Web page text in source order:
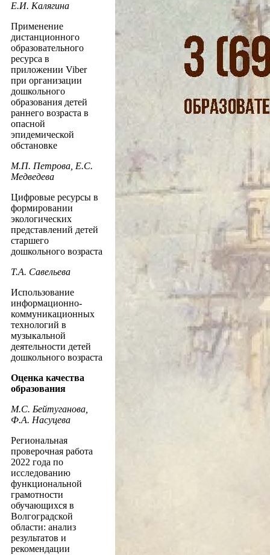
Е.И. Калягина
Применение
дистанционного
образовательного
ресурса в
приложении Viber
при организации
дошкольного
образования детей
раннего возраста в
опасной
эпидемической
обстановке
М.П. Петрова, Е.С.
Медведева
Цифровые ресурсы в
формировании
экологических
представлений детей
старшего
дошкольного возраста
Т.А. Савельева
Использование
информационно-
коммуникационных
технологий в
музыкальной
деятельности детей
дошкольного возраста
Оценка качества
образования
М.С. Бейтуганова,
Ф.А. Насуцева
Региональная
проверочная работа
2022 года по
исследованию
функциональной
грамотности
обучающихся в
Волгоградской
области: анализ
результатов и
рекомендации